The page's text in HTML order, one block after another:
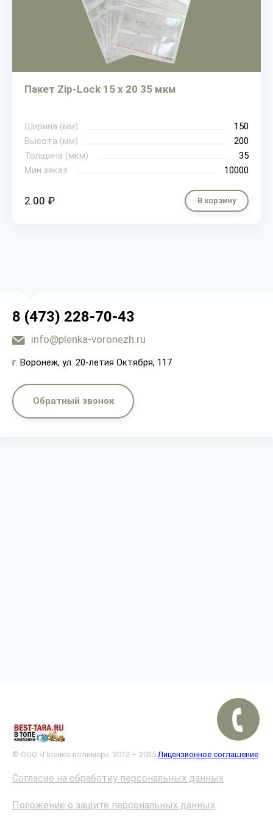
Пакет Zip-Lock 15 х 20 35 мкм
Ширина (мм)
150
Высота (мм)
200
Толщина (мкм)
35
Мин.заказ
10000
2.00 ₽ В корзину
8 (473) 228-70-43
info@plenka-voronezh.ru
г. Воронеж, ул. 20-летия Октября, 117
Обратный звонок
© ООО «Пленка-полимер», 2012 – 2025 Лицензионное соглашение
Согласие на обработку персональных данных
Положение о защите персональных данных